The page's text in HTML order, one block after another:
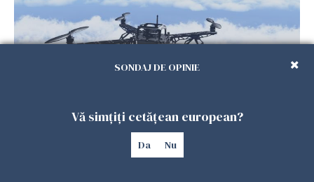
Încă o dronă a fost doborâtă de un F-16
românesc după ce a intrat ilegal în spațiul
SONDAJ DE OPINIE
Vă simțiți cetățean european?
Da Nu